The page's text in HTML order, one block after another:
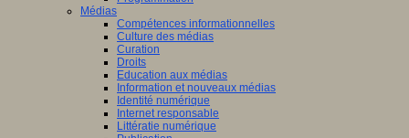
Médias
Compétences informationnelles
Culture des médias
Curation
Droits
Education aux médias
Information et nouveaux médias
Identité numérique
Internet responsable
Littératie numérique